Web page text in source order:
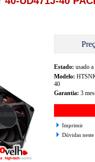
Estado: usado
Modelo:
40
Garantia: 3
Imprimir
Dúvidas